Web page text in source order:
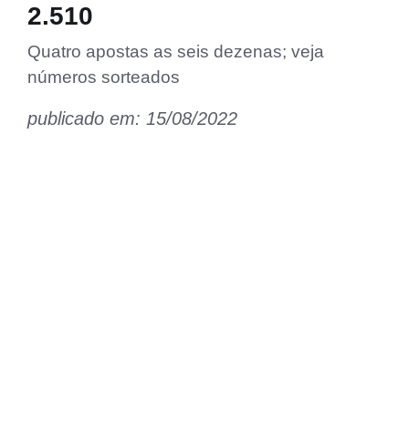
2.510
Quatro apostas as seis dezenas; veja
números sorteados
publicado em: 15/08/2022